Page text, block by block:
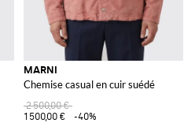
MARNI
Chemise casual en cuir suédé
2 500,00 €
1 500,00 €
-40%